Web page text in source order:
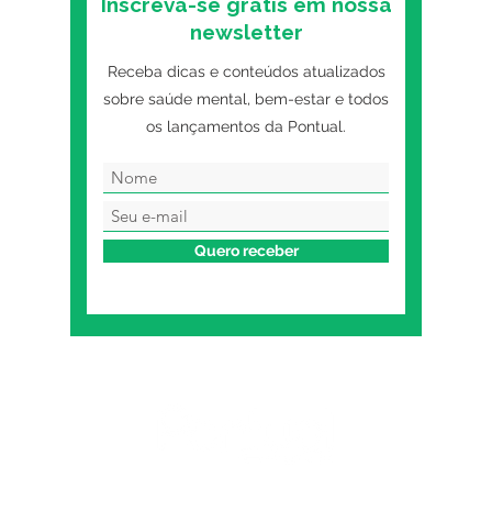
newsletter
Receba dicas e conteúdos atualizados
sobre saúde mental, bem-estar e todos
os lançamentos da Pontual.
Quero receber